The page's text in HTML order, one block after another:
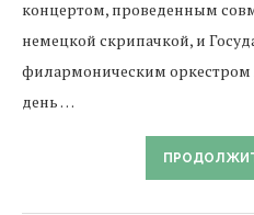
концертом, проведенным
немецкой скрипачкой, и
филармоническим
день …